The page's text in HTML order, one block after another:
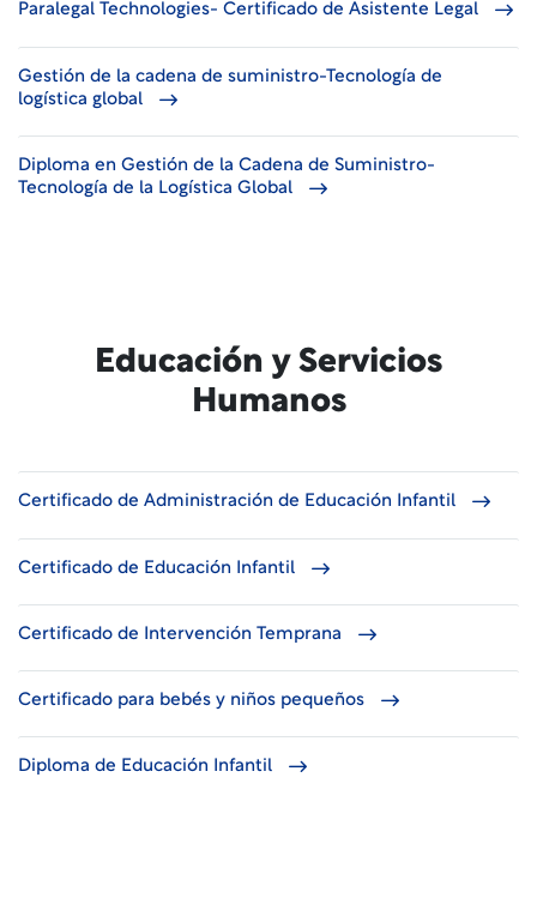
Paralegal Technologies- Certificado de Asistente Legal
Gestión de la cadena de suministro-Tecnología de
logística global
Diploma en Gestión de la Cadena de Suministro-
Tecnología de la Logística Global
Educación y Servicios
Humanos
Certificado de Administración de Educación Infantil
Certificado de Educación Infantil
Certificado de Intervención Temprana
Certificado para bebés y niños pequeños
Diploma de Educación Infantil